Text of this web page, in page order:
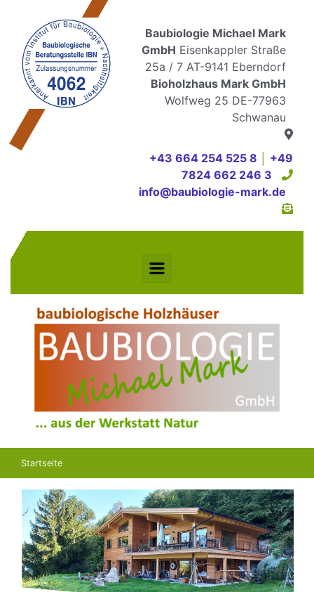
Zum Hauptinhalt springen
Baubiologie Michael Mark
GmbH Eisenkappler Straße
25a / 7 AT-9141 Eberndorf
Bioholzhaus Mark GmbH
Wolfweg 25 DE-77963
Schwanau
+43 664 254 525 8
+49
7824 662 246 3
info@baubiologie-mark.de
Startseite